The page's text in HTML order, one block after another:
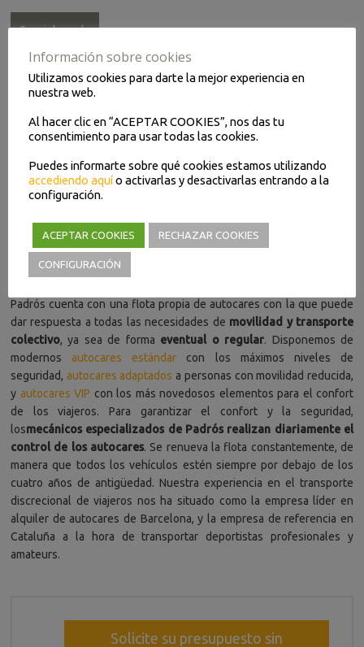
Seguir leyendo
Padrós cuenta con una flota propia de autocares con la que puede
dar respuesta a todas las necesidades de movilidad y transporte
colectivo, ya sea de forma eventual o regular. Disponemos de
modernosautocares estándar con los máximos niveles de
seguridad, autocares adaptados a personas con movilidad reducida,
y autocares VIP con los más novedosos elementos para el confort
de los viajeros. Para garantizar el confort y la seguridad,
losmecánicos especializados de Padrós realizan diariamente el
control de los autocares. Se renueva la flota constantemente, de
manera que todos los vehículos estén siempre por debajo de los
cuatro años de antigüedad. Nuestra experiencia en el transporte
discrecional de viajeros nos ha situado como la empresa líder en
alquiler de autocares de Barcelona, y la empresa de referencia en
Cataluña a la hora de transportar deportistas profesionales y
amateurs.
Solicite su presupuesto sin
Información sobre cookies
Utilizamos cookies para darte la mejor experiencia en
nuestra web.
Al hacer clic en “ACEPTAR COOKIES”, nos das tu
consentimiento para usar todas las cookies.
Puedes informarte sobre qué cookies estamos utilizando
accediendo aquío activarlas y desactivarlas entrando a la
configuración.
ACEPTAR COOKIES RECHAZAR COOKIES
CONFIGURACIÓN